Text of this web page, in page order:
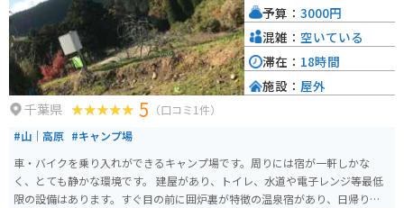
千葉県 5 （口コミ1件）
#山｜高原 #キャンプ場
車・バイクを乗り入れができるキャンプ場です。周りには宿が一軒しかな
く、とても静かな環境です。 建屋があり、トイレ、水道や電子レンジ等最低
限の設備はあります。すぐ目の前に囲炉裏が特徴の温泉宿があり、日帰り温
予算： 3000円
混雑： 空いている
滞在： 18時間
施設： 屋外